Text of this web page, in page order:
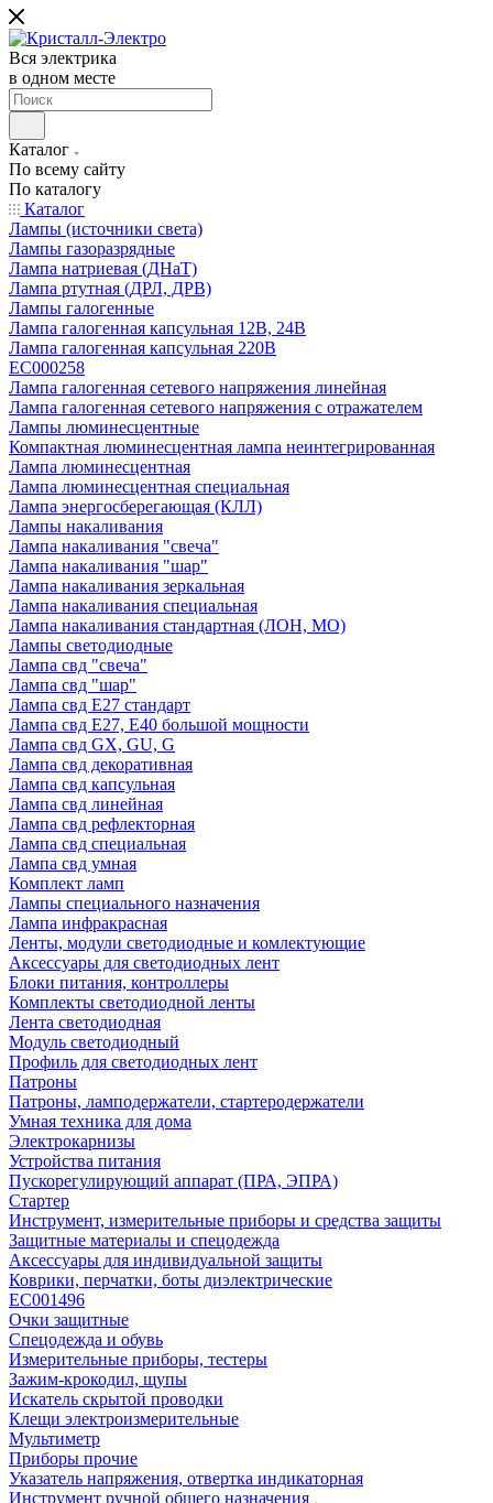
Вся электрика
в одном месте
Каталог
По всему сайту
По каталогу
Каталог
Лампы (источники света)
Лампы газоразрядные
Лампа натриевая (ДНаТ)
Лампа ртутная (ДРЛ, ДРВ)
Лампы галогенные
Лампа галогенная капсульная 12В, 24В
Лампа галогенная капсульная 220В
EC000258
Лампа галогенная сетевого напряжения линейная
Лампа галогенная сетевого напряжения с отражателем
Лампы люминесцентные
Компактная люминесцентная лампа неинтегрированная
Лампа люминесцентная
Лампа люминесцентная специальная
Лампа энергосберегающая (КЛЛ)
Лампы накаливания
Лампа накаливания "свеча"
Лампа накаливания "шар"
Лампа накаливания зеркальная
Лампа накаливания специальная
Лампа накаливания стандартная (ЛОН, МО)
Лампы светодиодные
Лампа свд "свеча"
Лампа свд "шар"
Лампа свд E27 стандарт
Лампа свд E27, Е40 большой мощности
Лампа свд GX, GU, G
Лампа свд декоративная
Лампа свд капсульная
Лампа свд линейная
Лампа свд рефлекторная
Лампа свд специальная
Лампа свд умная
Комплект ламп
Лампы специального назначения
Лампа инфракрасная
Ленты, модули светодиодные и комлектующие
Аксессуары для светодиодных лент
Блоки питания, контроллеры
Комплекты светодиодной ленты
Лента светодиодная
Модуль светодиодный
Профиль для светодиодных лент
Патроны
Патроны, ламподержатели, стартеродержатели
Умная техника для дома
Электрокарнизы
Устройства питания
Пускорегулирующий аппарат (ПРА, ЭПРА)
Стартер
Инструмент, измерительные приборы и средства защиты
Защитные материалы и спецодежда
Аксессуары для индивидуальной защиты
Коврики, перчатки, боты диэлектрические
EC001496
Очки защитные
Спецодежда и обувь
Измерительные приборы, тестеры
Зажим-крокодил, щупы
Искатель скрытой проводки
Клещи электроизмерительные
Мультиметр
Приборы прочие
Указатель напряжения, отвертка индикаторная
Инструмент ручной общего назначения